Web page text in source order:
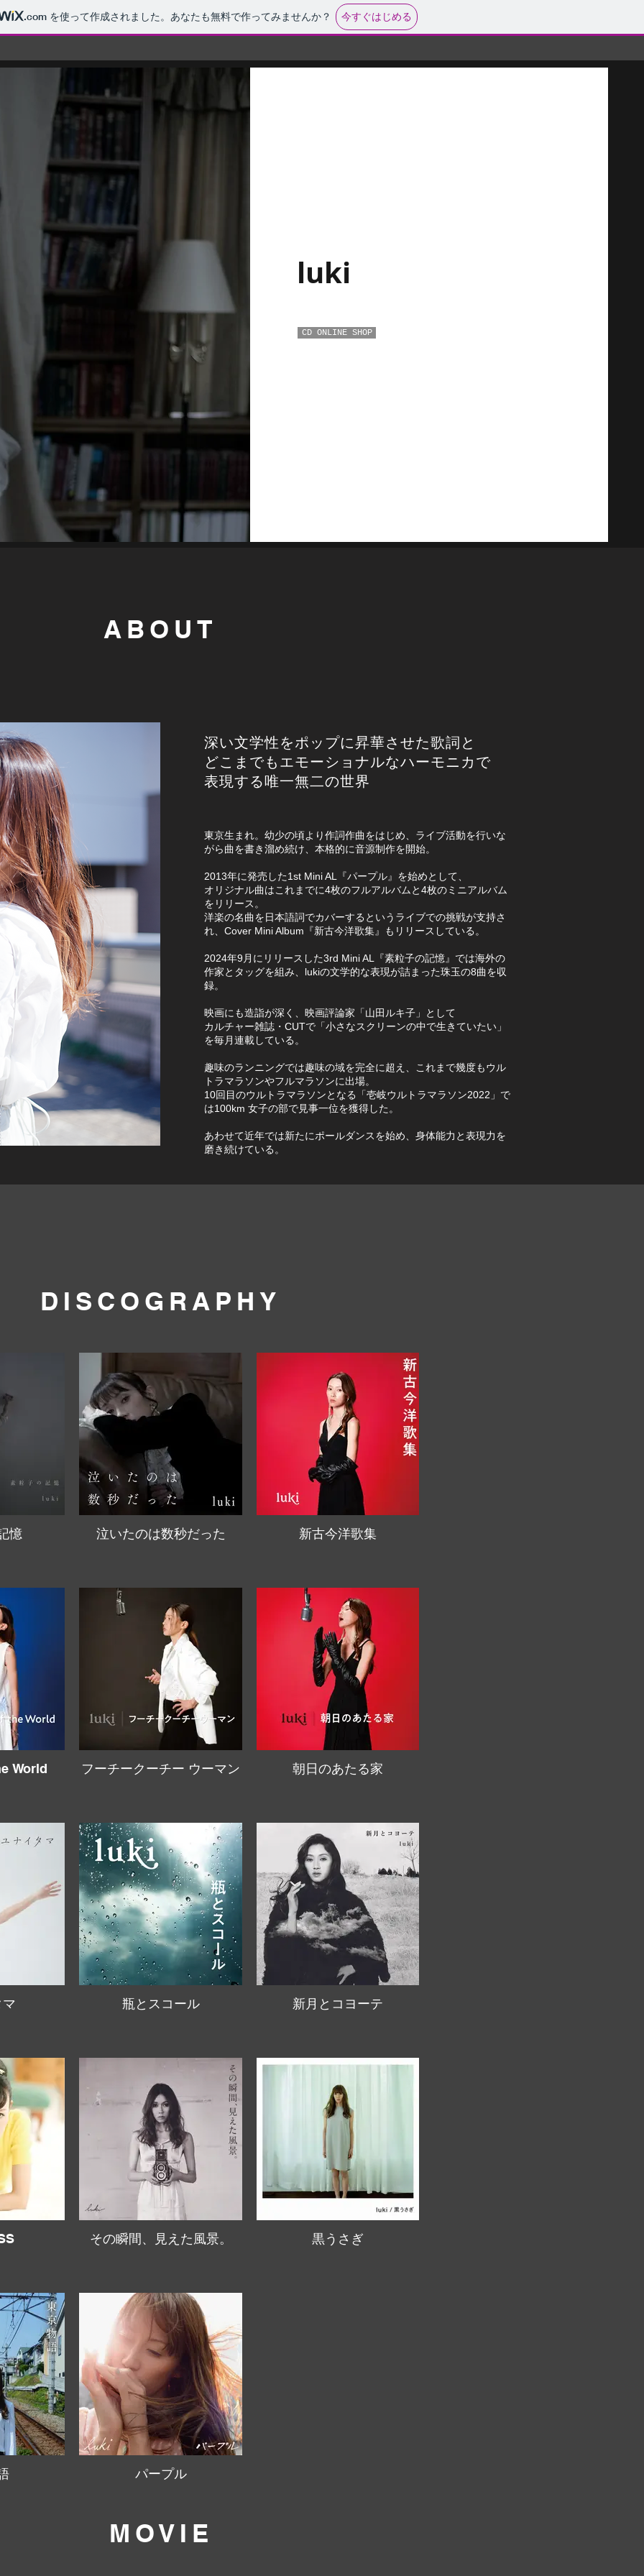
.com を使って作成されました。あなたも無料で作ってみませんか？ 今すぐはじめる
luki
CD ONLINE SHOP
ABOUT
東京生まれ。幼少の頃より作詞作曲をはじめ、ライブ活動を行いな
がら曲を書き溜め続け、本格的に音源制作を開始。
2013年に発売した1st Mini AL『パープル』を始めとして、
オリジナル曲はこれまでに4枚のフルアルバムと4枚のミニアルバム
をリリース。
洋楽の名曲を日本語詞でカバーするというライブでの挑戦が支持さ
れ、Cover Mini Album『新古今洋歌集』もリリースしている。
2024年9月にリリースした3rd Mini AL『素粒子の記憶』では海外の
作家とタッグを組み、lukiの文学的な表現が詰まった珠玉の8曲を収
録。
映画にも造詣が深く、映画評論家「山田ルキ子」として
カルチャー雑誌・CUTで「小さなスクリーンの中で生きていたい」
を毎月連載している。
趣味のランニングでは趣味の域を完全に超え、これまで幾度もウル
トラマラソンやフルマラソンに出場。
10回目のウルトラマラソンとなる「壱岐ウルトラマラソン2022」で
は100km 女子の部で見事一位を獲得した。
あわせて近年では新たにポールダンスを始め、身体能力と表現力を
磨き続けている。
深い文学性をポップに昇華させた歌詞と
どこまでもエモーショナルなハーモニカで
表現する唯一無二の世界
DISCOGRAPHY
憶 泣いたのは数秒だった 新古今洋歌集
World フーチークーチー ウーマン 朝日のあたる家
瓶とスコール 新月とコヨーテ
その瞬間、見えた風景。 黒うさぎ
パープル
MOVIE